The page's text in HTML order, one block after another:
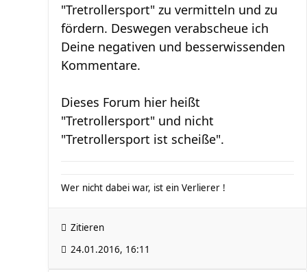
"Tretrollersport" zu vermitteln und zu
fördern. Deswegen verabscheue ich
Deine negativen und besserwissenden
Kommentare.
Dieses Forum hier heißt
"Tretrollersport" und nicht
"Tretrollersport ist scheiße".
Wer nicht dabei war, ist ein Verlierer !
Zitieren
24.01.2016, 16:11